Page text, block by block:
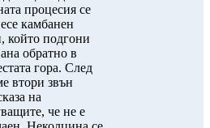
процесия се
камбанен
който подгони
обратно в
гора. След
втори звън
на
че не е